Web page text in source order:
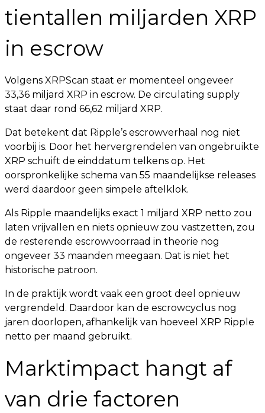
tientallen miljarden XRP
in escrow
Volgens XRPScan staat er momenteel ongeveer
33,36 miljard XRP in escrow. De circulating supply
staat daar rond 66,62 miljard XRP.
Dat betekent dat Ripple’s escrowverhaal nog niet
voorbij is. Door het hervergrendelen van ongebruikte
XRP schuift de einddatum telkens op. Het
oorspronkelijke schema van 55 maandelijkse releases
werd daardoor geen simpele aftelklok.
Als Ripple maandelijks exact 1 miljard XRP netto zou
laten vrijvallen en niets opnieuw zou vastzetten, zou
de resterende escrowvoorraad in theorie nog
ongeveer 33 maanden meegaan. Dat is niet het
historische patroon.
In de praktijk wordt vaak een groot deel opnieuw
vergrendeld. Daardoor kan de escrowcyclus nog
jaren doorlopen, afhankelijk van hoeveel XRP Ripple
netto per maand gebruikt.
Marktimpact hangt af
van drie factoren